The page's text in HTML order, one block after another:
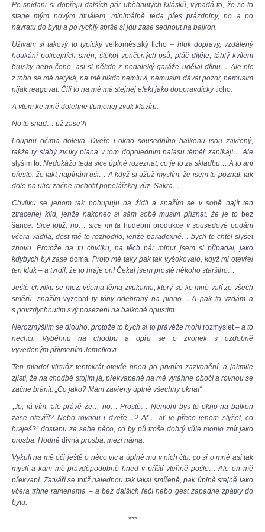
Po snídani si dopřeju dalších pár uběhnutých kilásků, vypadá to, že se to
stane mým novým rituálem, minimálně teda přes prázdniny, no a po
návratu do bytu a po rychlý sprše si jdu zase sednout na balkon.
Užívám si takový to typický velkoměstský ticho– hluk dopravy, vzdálený
houkání policejních sirén, štěkot venčených psů, pláč dítěte, táhlý kvílení
brusky nebo čeho, asi si někdo z nedaleký garáže udělal dílnu… Ale nic
z toho se mě netýká, na mě nikdo nemluví, nemusím dávat pozor, nemusím
nijak reagovat. Čili to na mě má stejnej efekt jako doopravdickýticho.
A vtom ke mně dolehne tlumenej zvuk klavíru.
No to snad… už zase?!
Loupnu očima doleva. Dveře i okno sousedního balkonu jsou zavřený,
takže ty slabý zvuky piana v tom dopoledním halasu téměř zanikají… Ale
slyším to. Nedokážu teda sice úplně rozeznat, co je to za skladbu… A to ani
přesto, že fakt napínám uši… A když si užuž myslím, že jsem to poznal, tak
dole na ulici začne rachotit popelářskej vůz. Sakra…
Chvilku se jenom tak pohupuju na židli a snažím se v sobě najít ten
ztracenej klid, jenže nakonec si sám sobě musím přiznat, že je to bez
šance. Sice totiž, no… sice mi ta hudební produkce v sousedově podání
včera vadila, dost mě to rozhodilo, jenže paradoxně… bych to chtěl slyšet
znovu. Protože na tu chvilku, na těch pár minut jsem si připadal, jako
kdybych byl zase doma. Proto mě taky pak tak vyšokovalo, když mi otevřel
ten kluk – a tvrdil, že to hraje on! Čekal jsem prostě někoho staršího…
Ještě chvilku se mezi všema těma zvukama, který se ke mně valí ze všech
směrů, snažímvyzobatty tóny odehraný na piano… A pak to vzdám a
s povzdychnutím svý posezení na balkoně opustím.
Nerozmýšlím se dlouho, protože to bych si to právěže mohl rozmyslet– a to
nechci. Vyběhnu na chodbu a opřu se o zvonek s ozdobně
vyvedeným příjmením Jemelkovi.
Ten mladej virtuóz tentokrát otevře hned po prvním zazvonění, a jakmile
zjistí, že na chodbě stojím já, překvapeně na mě vytáhne obočí a rovnou se
začne bránit: „Co jako? Mám zavřený úplně všechny okna!“
„Jo, já vím, ale právě že… no… Prostě… Nemohl bys to okno na balkon
zase otevřít? Nebo rovnou i dveře…? Ať… ať je přece jenom slyšet, co
hraješ?“ dostanu ze sebe něco, co by při troše dobrý vůle mohlo znít jako
prosba. Hodně divná prosba, mezi náma.
Vykulí na mě oči ještě o něco víc a úplně mu v nich čtu, co si o mně asi tak
myslí a kam mě pravděpodobně hned v příští vteřině pošle… Ale on mě
překvapí. Zatváří se totiž najednou tak jaksi smířeně, pak úplně stejně jako
včera trhne ramenama – a bez dalších řečí nebo gest zapadne zpátky do
bytu.
***